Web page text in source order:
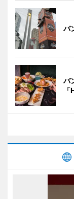
バ
バ